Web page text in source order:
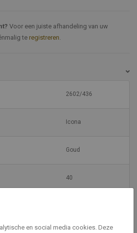
Voor een juiste afhandeling van uw
te registreren.
2602/436
Icona
Goud
40
en social media cookies. Deze